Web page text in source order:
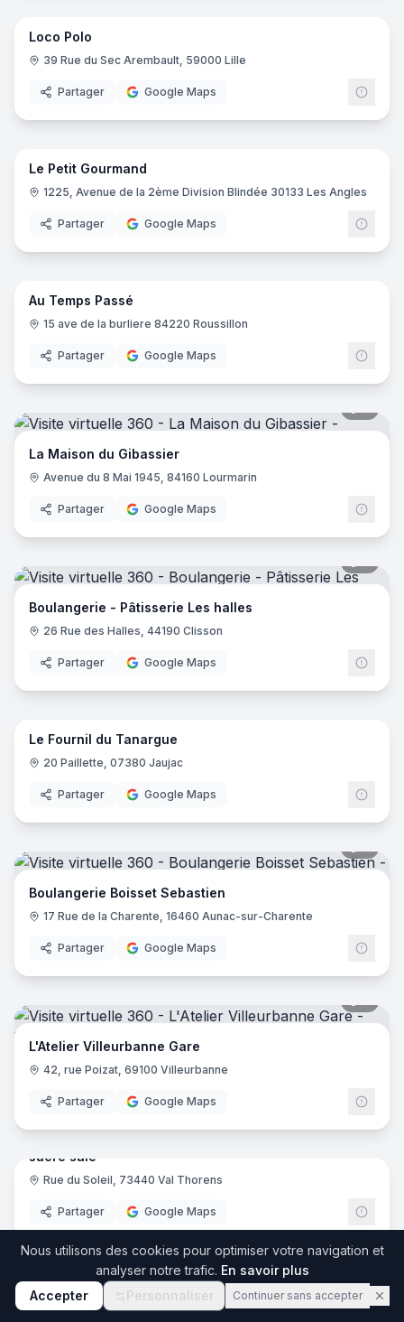
Loco Polo
39 Rue du Sec Arembault, 59000 Lille
Partager Google Maps
9
Le Petit Gourmand
1225, Avenue de la 2ème Division Blindée 30133 Les Angles
Partager Google Maps
8
Au Temps Passé
15 ave de la burliere 84220 Roussillon
Partager Google Maps
La Maison du Gibassier
Avenue du 8 Mai 1945, 84160 Lourmarin
Partager Google Maps
Boulangerie - Pâtisserie Les halles
26 Rue des Halles, 44190 Clisson
Partager Google Maps
8
Le Fournil du Tanargue
20 Paillette, 07380 Jaujac
Partager Google Maps
Boulangerie Boisset Sebastien
17 Rue de la Charente, 16460 Aunac-sur-Charente
Partager Google Maps
L'Atelier Villeurbanne Gare
42, rue Poizat, 69100 Villeurbanne
Partager Google Maps
sucré salé
Rue du Soleil, 73440 Val Thorens
Partager Google Maps
Boulangerie La Talemelerie Maché
5 Rue de la Trésorerie, 73000 Chambéry
Nous utilisons des cookies pour optimiser votre navigation et
analyser notre trafic. En savoir plus
Accepter
Personnaliser Continuer sans accepter